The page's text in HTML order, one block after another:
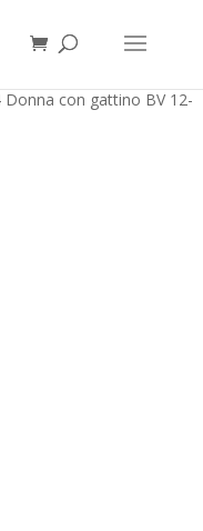
Donna con gattino BV 12-